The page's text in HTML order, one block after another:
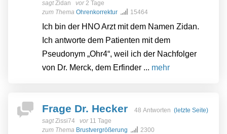
sagt Zidan vor2 Tage
zum Thema Ohrenkorrektur 15464
Ich bin der HNO Arzt mit dem Namen Zidan.
Ich antworte dem Patienten mit dem
Pseudonym „Ohr4“, weil ich der Nachfolger
von Dr. Merck, dem Erfinder ... mehr
Frage Dr. Hecker 48 Antworten (letzte Seite)
sagt Zissi74 vor11 Tage
zum Thema Brustvergrößerung 2300